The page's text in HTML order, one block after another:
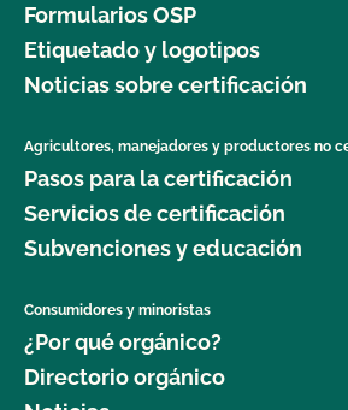
Formularios OSP
Etiquetado y logotipos
Noticias sobre certificación
Agricultores, manejadores y productores no
Pasos para la certificación
Servicios de certificación
Subvenciones y educación
Consumidores y minoristas
¿Por qué orgánico?
Directorio orgánico